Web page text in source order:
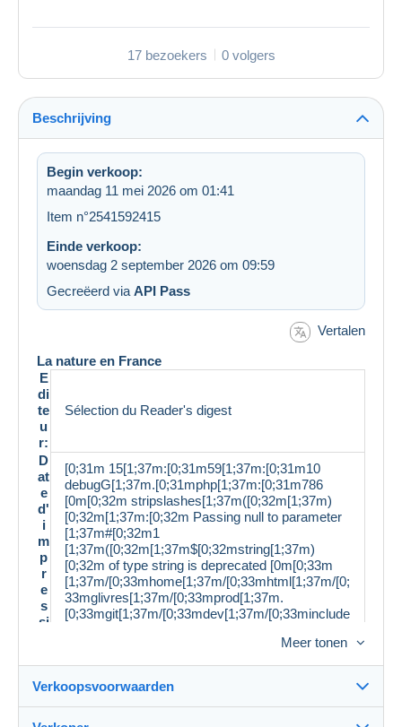
17 bezoekers 0 volgers
Beschrijving
Begin verkoop:
maandag 11 mei 2026 om 01:41
Item n°2541592415
Einde verkoop:
woensdag 2 september 2026 om 09:59
Gecreëerd via API Pass
Vertalen
La nature en France
E
di
te
u
r:
Sélection du Reader's digest
D
at
e
d'
i
m
p
r
e
s
si
:
[0;31m 15[1;37m:[0;31m59[1;37m:[0;31m10
debugG[1;37m.[0;31mphp[1;37m:[0;31m786
[0m[0;32m stripslashes[1;37m([0;32m[1;37m)
[0;32m[1;37m:[0;32m Passing null to parameter
[1;37m#[0;32m1
[1;37m([0;32m[1;37m$[0;32mstring[1;37m)
[0;32m of type string is deprecated [0m[0;33m
[1;37m/[0;33mhome[1;37m/[0;33mhtml[1;37m/[0;
33mglivres[1;37m/[0;33mprod[1;37m.
[0;33mgit[1;37m/[0;33mdev[1;37m/[0;33minclude
[0;33mdelcampe[1;37m/[0;33mdesc[1;37m.
[0;33mphp [0m[0;34m 42 [0m
L
a
n
Meer tonen
Verkoopsvoorwaarden